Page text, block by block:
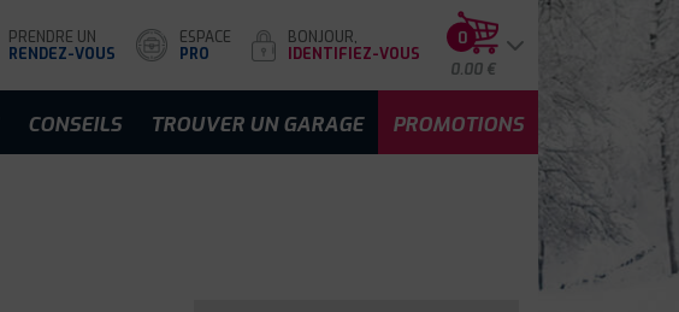
PRENDRE UN
RENDEZ-VOUS
ESPACE
PRO
BONJOUR,
IDENTIFIEZ-VOUS
0
0.00 €
CONSEILS TROUVER UN GARAGE PROMOTIONS